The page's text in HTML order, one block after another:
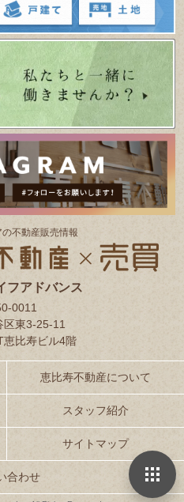
不動産販売情報
フアドバンス
0011
区東3-25-11
恵比寿ビル4階
恵比寿不動産について
スタッフ紹介
サイトマップ
合わせ